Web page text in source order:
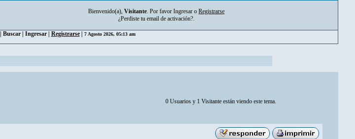
Bienvenido(a), Visitante. Por favor Ingresar o Registrarse
¿Perdiste tu email de activación?.
Buscar| Ingresar| Registrarse| 7 Agosto 2026, 05:13 am
0 Usuarios y 1 Visitante están viendo este tema.